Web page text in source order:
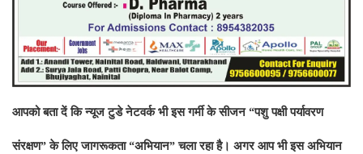
आपको बता दें कि न्यूज टुडे नेटवर्क भी इस गर्मी के सीजन “पशु पक्षी पर्यावरण
संरक्षण” के लिए जागरूकता “अभियान” चला रहा है। अगर आप भी इस अभियान